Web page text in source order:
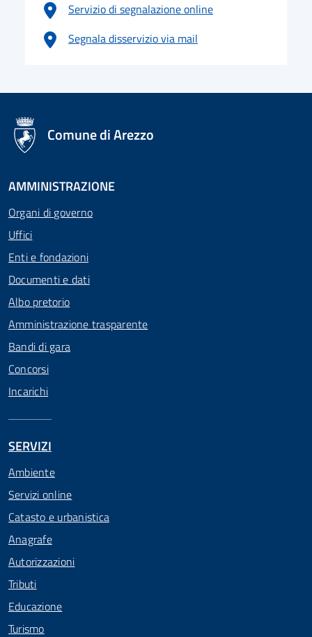
Servizio di segnalazione online
Segnala disservizio via mail
logo Unione Europea
Comune di Arezzo
AMMINISTRAZIONE
Organi di governo
Uffici
Enti e fondazioni
Documenti e dati
Albo pretorio
Amministrazione trasparente
Bandi di gara
Concorsi
Incarichi
SERVIZI
Ambiente
Servizi online
Catasto e urbanistica
Anagrafe
Autorizzazioni
Tributi
Educazione
Turismo